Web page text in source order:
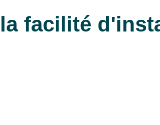
facilité